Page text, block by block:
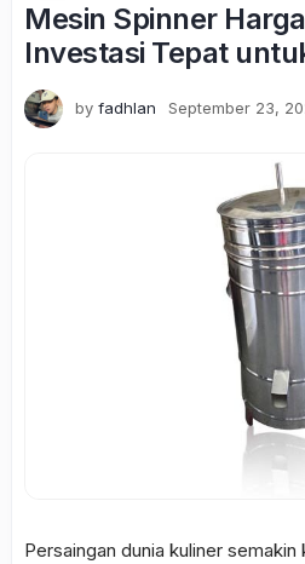
Mesin Spinner
Investasi Tepat
by fadhlan September 23,
Persaingan dunia kuliner